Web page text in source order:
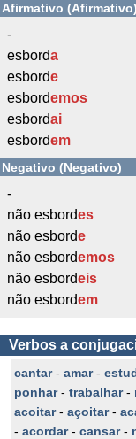
Afirmativo (Afirmativo)
-
esborda
esborde
esbordemos
esbordai
esbordem
Negativo (Negativo)
-
não esbordes
não esborde
não esbordemos
não esbordeis
não esbordem
Verbos a
cantar- amar-
ponhar- trabalhar-
acoitar- açoitar-
- acordar- cansar-